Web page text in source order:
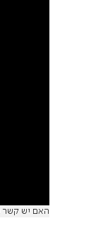
האם יש קשר